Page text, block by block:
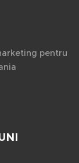
pentru